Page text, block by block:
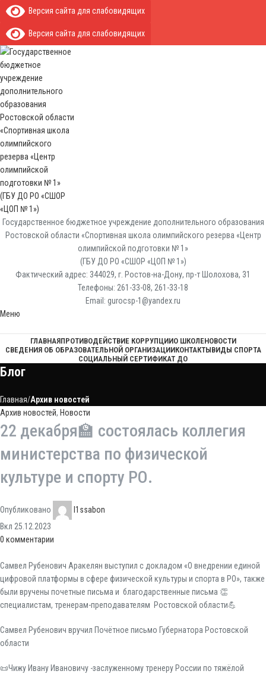
Версия сайта для слабовидящих
Версия сайта для слабовидящих
Государственное бюджетное учреждение дополнительного образования
Ростовской области «Спортивная школа олимпийского резерва «Центр
олимпийской подготовки № 1»
(ГБУ ДО РО «СШОР «ЦОП № 1»)
Фактический адрес: 344029, г. Ростов-на-Дону, пр-т Шолохова, 31
Телефоны: 261-33-08, 261-33-18
Email: gurocsp-1@yandex.ru
Меню
ГЛАВНАЯПРОТИВОДЕЙСТВИЕ КОРРУПЦИИО ШКОЛЕНОВОСТИ
СВЕДЕНИЯ ОБ ОБРАЗОВАТЕЛЬНОЙ ОРГАНИЗАЦИИКОНТАКТЫВИДЫ СПОРТА
СОЦИАЛЬНЫЙ СЕРТИФИКАТ ДО
Блог
Главная Архив новостей
Архив новостей, Новости
22 декабря🏫 состоялась коллегия
министерства по физической
культуре и спорту РО.
Опубликовано
l1ssabon
Вкл 25.12.2023
0 комментарии
Самвел Рубенович Аракелян выступил с докладом «О внедрении единой
цифровой платформы в сфере физической культуры и спорта в РО», также
были вручены почетные письма и благодарственные письма 👏
специалистам, тренерам-преподавателям Ростовской области💪
Самвел Рубенович вручил Почётное письмо Губернатора Ростовской
области
📜Чижу Ивану Ивановичу -заслуженному тренеру России по тяжёлой